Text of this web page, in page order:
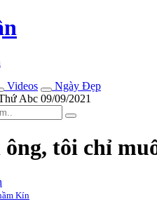
Videos
Ngày Đẹp
Abc 09/09/2021
tôi chỉ
Kín